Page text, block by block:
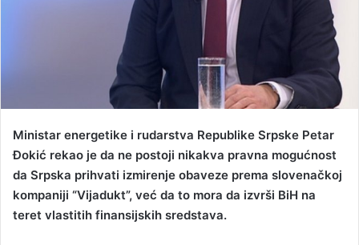
l
Ministar energetike i rudarstva Republike Srpske Petar
Đokić rekao je da ne postoji nikakva pravna mogućnost
da Srpska prihvati izmirenje obaveze prema slovenačkoj
kompaniji “Vijadukt”, već da to mora da izvrši BiH na
teret vlastitih finansijskih sredstava.